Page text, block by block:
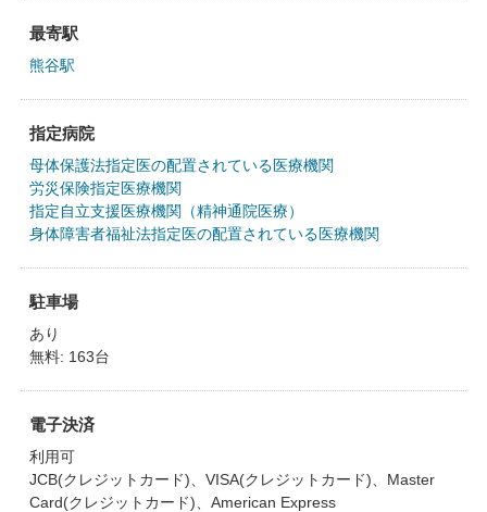
最寄駅
熊谷駅
指定病院
母体保護法指定医の配置されている医療機関
労災保険指定医療機関
指定自立支援医療機関（精神通院医療）
身体障害者福祉法指定医の配置されている医療機関
駐車場
あり
無料: 163台
電子決済
利用可
JCB(クレジットカード)、VISA(クレジットカード)、Master
Card(クレジットカード)、American Express